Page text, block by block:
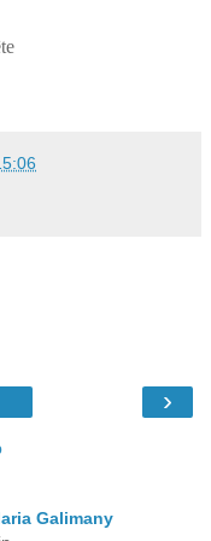
›
Galimany